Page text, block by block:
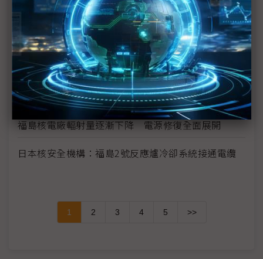
日本擴大農作禁售範圍
福島核安事故日政府賠償金額估將超過1兆日圓
日自衛隊開始進行4號機地面灑水作業
日本官防副長：福島1號核電廠整體情況正逐漸改善
福島核電廠輻射量逐漸下降 電源修復全面展開
日本核安全機構：福島2號反應爐冷卻系統接通電纜
1 2 3 4 5 >>